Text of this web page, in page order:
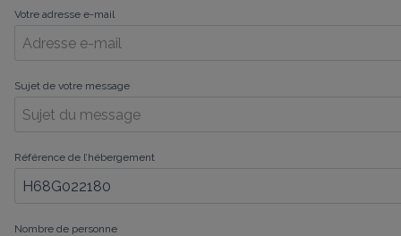
Votre adresse e-mail
Sujet de votre message
Référence de l’hébergement
Nombre de personne